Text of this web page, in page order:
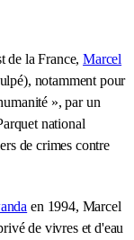
de la France,Marcel
notamment pour
», par un
national
de crimes contre
en 1994, Marcel
de vivres et d'eau